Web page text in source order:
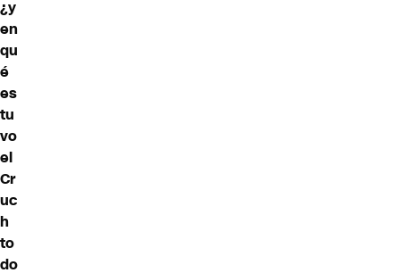
¿y
en
qu
é
es
tu
vo
el
Cr
uc
h
to
do